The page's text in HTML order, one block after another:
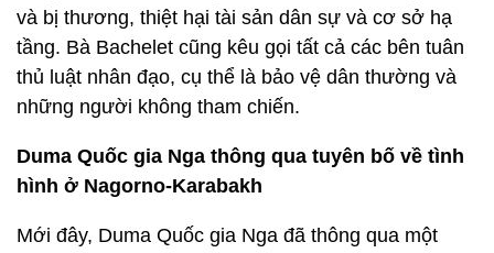
và bị thương, thiệt hại tài sản dân sự và cơ sở hạ
tầng. Bà Bachelet cũng kêu gọi tất cả các bên tuân
thủ luật nhân đạo, cụ thể là bảo vệ dân thường và
những người không tham chiến.
Duma Quốc gia Nga thông qua tuyên bố về tình
hình ở Nagorno-Karabakh
Mới đây, Duma Quốc gia Nga đã thông qua một